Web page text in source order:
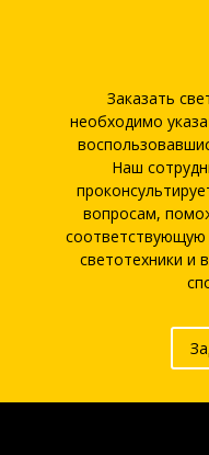
Заказать
необходимо
Наш
вопросам,
светотехники и